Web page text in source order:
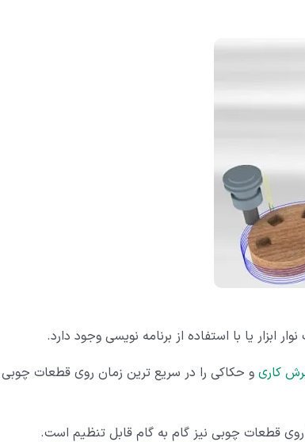
ابزار یا با استفاده از برنامه نویسی وجود دارد.
کاری و حکاکی را در سریع ترین زمان روی قطعات چوبی
قطعات چوبی نیز گام به گام قابل تنظیم است.